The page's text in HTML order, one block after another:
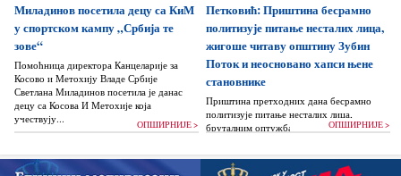
Миладинов посетила децу са КиМ
у спортском кампу „Србија те
зове“
Помоћница директора Канцеларије за
Косово и Метохију Владе Србије
Светлана Миладинов посетила је данас
децу са Косова И Метохије која
учествују...
ОПШИРНИЈЕ >
Петковић: Приштина бесрамно
политизује питање несталих лица,
жигоше читаву општину Зубин
Поток и неосновано хапси њене
становнике
Приштина претходних дана бесрамно
политизује питање несталих лица,
бруталним оптужбама на рачун Београда
жигоше...
ОПШИРНИЈЕ >